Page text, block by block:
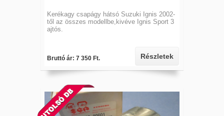
Kerékagy csapágy hátsó Suzuki Ignis 2002-
től az összes modellbe,kivéve Ignis Sport 3
ajtós.
Bruttó ár: 7 350 Ft. Részletek